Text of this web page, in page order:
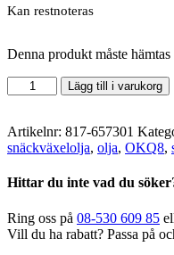
Kan restnoteras
Denna produkt måste
-
Greco
460
mängd
Lägg till i varukorg
Artikelnr: 817-657301
snäckväxelolja, olja, OKQ8,
Hittar du inte vad du
Ring oss på 08-530 609 85
Vill du ha rabatt? Passa på